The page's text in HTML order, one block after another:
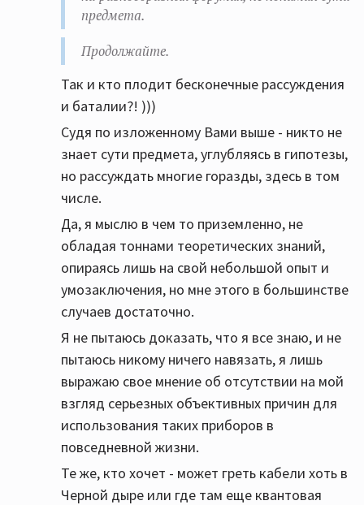
предмета.
Продолжайте.
Так и кто плодит бесконечные рассуждения
и баталии?! )))
Судя по изложенному Вами выше - никто не
знает сути предмета, углубляясь в гипотезы,
но рассуждать многие горазды, здесь в том
числе.
Да, я мыслю в чем то приземленно, не
обладая тоннами теоретических знаний,
опираясь лишь на свой небольшой опыт и
умозаключения, но мне этого в большинстве
случаев достаточно.
Я не пытаюсь доказать, что я все знаю, и не
пытаюсь никому ничего навязать, я лишь
выражаю свое мнение об отсутствии на мой
взгляд серьезных объективных причин для
использования таких приборов в
повседневной жизни.
Те же, кто хочет - может греть кабели хоть в
Черной дыре или где там еще квантовая